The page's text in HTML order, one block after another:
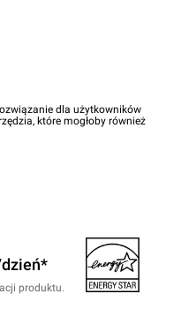
dla użytkowników
które mogłoby również
dzień*
produktu.